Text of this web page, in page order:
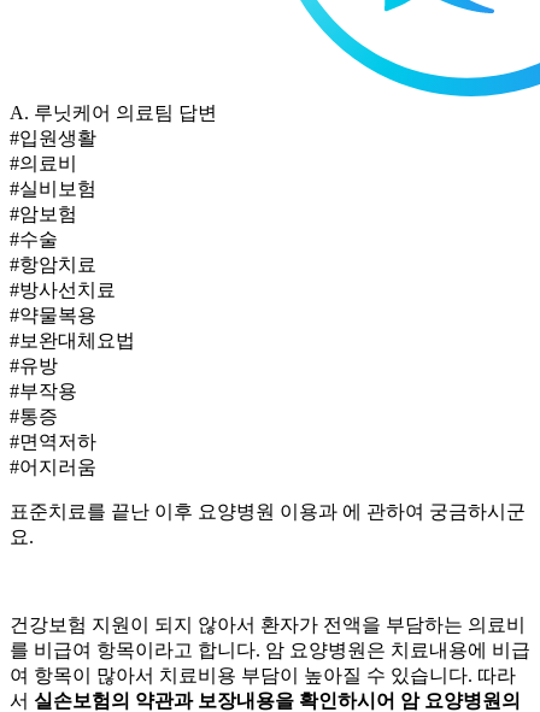
A. 루닛케어 의료팀 답변
#입원생활
#의료비
#실비보험
#암보험
#수술
#항암치료
#방사선치료
#약물복용
#보완대체요법
#유방
#부작용
#통증
#면역저하
#어지러움
표준치료를 끝난 이후 요양병원 이용과 에 관하여 궁금하시군
요.
건강보험 지원이 되지 않아서 환자가 전액을 부담하는 의료비
를 비급여 항목이라고 합니다. 암 요양병원은 치료내용에 비급
여 항목이 많아서 치료비용 부담이 높아질 수 있습니다. 따라
서 실손보험의 약관과 보장내용을 확인하시어 암 요양병원의